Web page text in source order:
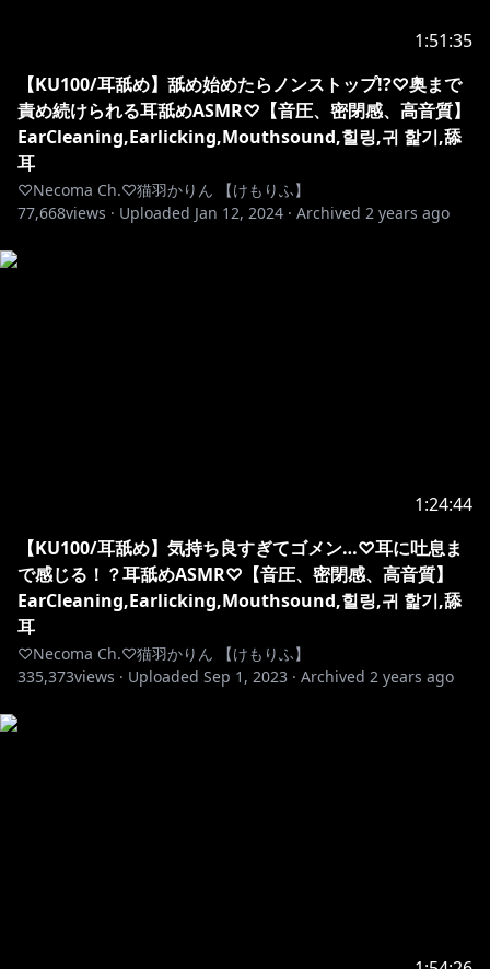
・配信に関係のない方、話題に上がっていない方のお名
୨୧‥∵‥‥∵‥‥∵‥‥∵‥‥∵‥‥∵‥୨୧
Neon Digital Clock - powered by @bee22be
୨୧‥∵‥‥∵‥‥∵‥‥∵‥‥∵‥‥∵‥୨୧
1:51:35
【KU100/耳舐め】舐め始めたらノンストップ!?♡奥まで
責め続けられる耳舐めASMR♡【音圧、密閉感、高音質】
EarCleaning,Earlicking,Mouthsound,힐링,귀 핥기,舔
耳
♡Necoma Ch.♡猫羽かりん 【けもりふ】
77,668views · Uploaded Jan 12, 2024 · Archived 2 years ago
1:24:44
【KU100/耳舐め】気持ち良すぎてゴメン…♡耳に吐息ま
で感じる！？耳舐めASMR♡【音圧、密閉感、高音質】
EarCleaning,Earlicking,Mouthsound,힐링,귀 핥기,舔
耳
♡Necoma Ch.♡猫羽かりん 【けもりふ】
335,373views · Uploaded Sep 1, 2023 · Archived 2 years ago